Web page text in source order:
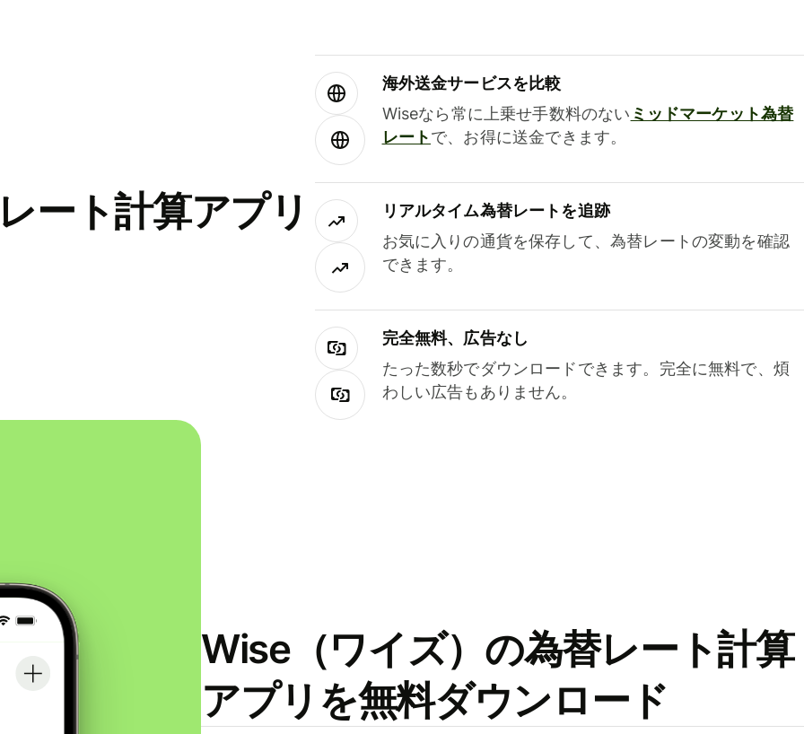
ート計算アプリ
海外送金サービスを比較
Wiseなら常に上乗せ手数料のない ミッドマーケット為替
レートで、お得に送金できます。
リアルタイム為替レートを追跡
お気に入りの通貨を保存して、為替レートの変動を確認
できます。
完全無料、広告なし
たった数秒でダウンロードできます。完全に無料で、煩
わしい広告もありません。
Wise（ワイズ）の為替レート計算
アプリを無料ダウンロード